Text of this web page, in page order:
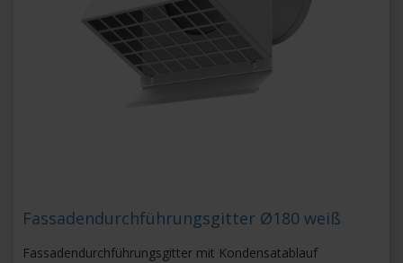
Fassadendurchführungsgitter Ø180 weiß
Fassadendurchführungsgitter mit Kondensatablauf